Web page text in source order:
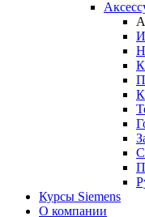
Курсы Siemens
О компании